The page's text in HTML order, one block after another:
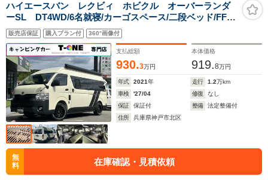
ハイエースバン レクビィ ホビクル オーバーランダ
ーSL DT4WD/6名就寝/カーゴスペース/二段ベッド/FFヒ
ーター/1500Wインバーター/ツインサブバッテリー/フリッ
プダウンモニター/マックスファン/ソーラーパネル/着脱式
シンク/トヨタ先進装備/レイズA/W/ビッグX/ETC
販売店保証 購入プラン付 360°画像付
支払総額
930.3万円
本体価格
919.8万円
年式 2021年 走行 1.2万km
車検
'27/04 修復
なし
保証
保証付 整備
法定整備付
住所
兵庫県神戸市北区
無
料
在庫確認・見積依頼